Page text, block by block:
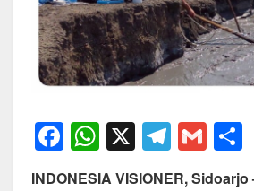
F
a
W
h
X T
el
G
m h
INDONESIA VISIONER, Sidoarjo